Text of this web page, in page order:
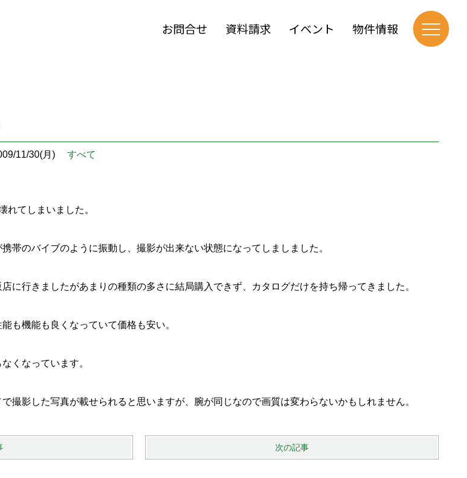
お問合せ 資料請求 イベント 物件情報
11/30(月) すべて
れてしまいました。
帯のバイブのように振動し、撮影が出来ない状態になってしましました。
に行きましたがあまりの種類の多さに結局購入できず、カタログだけを持ち帰ってきました。
も機能も良くなっていて価格も安い。
くなっています。
撮影した写真が載せられると思いますが、腕が同じなので画質は変わらないかもしれません。
次の記事